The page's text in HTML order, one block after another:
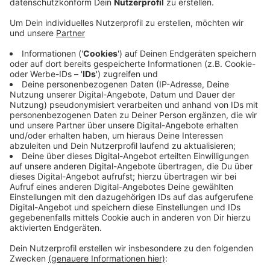
Veröffentlicht:Freitag, 31.05.2024 14:34
Zwischen 1 und 2 Uhr wurden der Polizei und
Feuerwehr die brennenden Tonnen am Weiersweg, am
Beekerkamp und an der Liebigstraße gemeldet. Die
Polizei hat die Ermittlungen zur vorsätzlichen
Brandstiftung aufgenommen. Sie bittet Zeugen, die
etwas Verdächtiges bemerkt haben, sich bei ihr zu
melden. Erst Ende letzten Jahres konnte die Polizei
einen 25-Jährigen Mönchengladbacher festnehmen,
der an mehreren Brandserien in Mönchengladbach und
Viersen beteiligt sein soll.